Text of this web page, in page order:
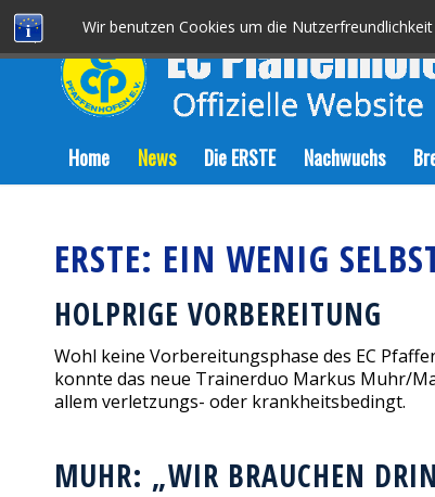
Wir benutzen Cookies um die
Home News Die ERSTE Nachwuchs
ERSTE: EIN WENIG
HOLPRIGE VORBEREITUNG
Wohl keine Vorbereitungsphase des EC
konnte das neue Trainerduo Markus Muhr/
allem verletzungs- oder krankheitsbedingt.
MUHR: „WIR BRAUCHEN